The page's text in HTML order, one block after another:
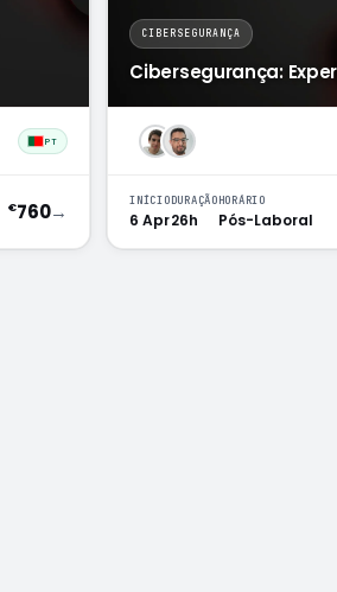
PT
€760→
CIBERSEGURANÇA
Cibersegurança:
INÍCIO
6 Apr
DURAÇÃO
26h
HORÁRIO
Pós-Laboral